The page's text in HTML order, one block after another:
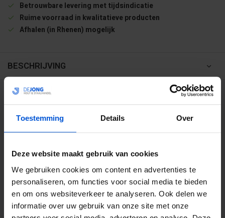
Toestemming Details Over
Deze website maakt gebruik van cookies
We gebruiken cookies om content en advertenties te
personaliseren, om functies voor social media te bieden
en om ons websiteverkeer te analyseren. Ook delen we
informatie over uw gebruik van onze site met onze
Betrouwbare levering met tijdsindicatie
Ruime voorraad in kwalitatieve producten
Afhalen (in Rhenen) mogelijk
BESCHRIJVING
WIJ HELPEN JE GRAAG
info@dejonghandelsonderneming.nl
3194 klanten geven ons een 9.1 op